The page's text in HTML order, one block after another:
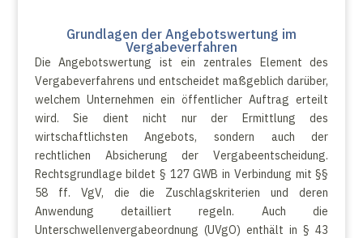
Grundlagen der Angebotswertung im
Vergabeverfahren
Die Angebotswertung ist ein zentrales Element des
Vergabeverfahrens und entscheidet maßgeblich darüber,
welchem Unternehmen ein öffentlicher Auftrag erteilt
wird. Sie dient nicht nur der Ermittlung des
wirtschaftlichsten Angebots, sondern auch der
rechtlichen Absicherung der Vergabeentscheidung.
Rechtsgrundlage bildet § 127 GWB in Verbindung mit §§
58 ff. VgV, die die Zuschlagskriterien und deren
Anwendung detailliert regeln. Auch die
Unterschwellenvergabeordnung (UVgO) enthält in § 43